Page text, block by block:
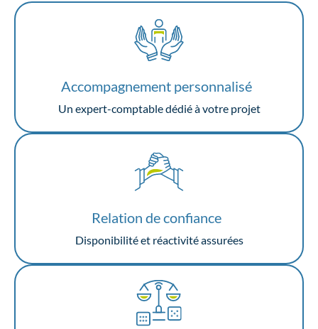
Accompagnement personnalisé
Un expert-comptable dédié à votre projet
Relation de confiance
Disponibilité et réactivité assurées